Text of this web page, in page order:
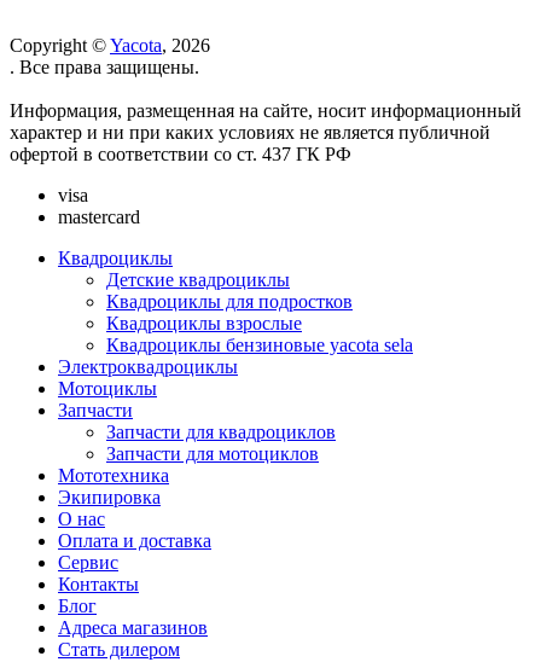
Copyright ©Yacota, 2026
. Все права защищены.
Информация, размещенная на сайте, носит информационный
характер и ни при каких условиях не является публичной
офертой в соответствии со ст. 437 ГК РФ
visa
mastercard
Квадроциклы
Детские квадроциклы
Квадроциклы для подростков
Квадроциклы взрослые
Квадроциклы бензиновые yacota sela
Электроквадроциклы
Мотоциклы
Запчасти
Запчасти для квадроциклов
Запчасти для мотоциклов
Мототехника
Экипировка
О нас
Оплата и доставка
Сервис
Контакты
Блог
Адреса магазинов
Стать дилером